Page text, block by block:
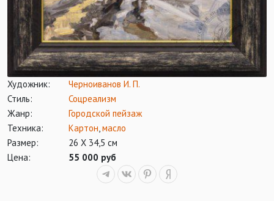
Художник:
Черноиванов И. П.
Стиль:
Соцреализм
Жанр:
Городской пейзаж
Техника:
Картон,масло
Размер:
26 Х 34,5 см
Цена:
55 000 руб